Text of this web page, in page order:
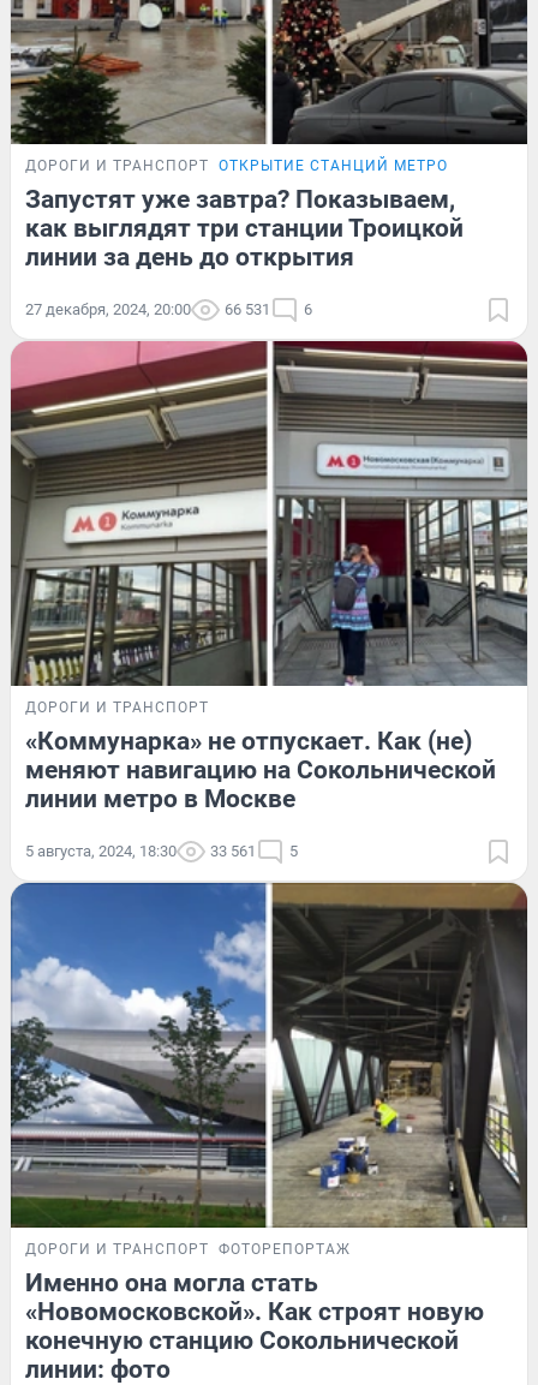
ДОРОГИ И ТРАНСПОРТ ОТКРЫТИЕ СТАНЦИЙ МЕТРО
Запустят уже завтра? Показываем,
как выглядят три станции Троицкой
линии за день до открытия
27 декабря, 2024, 20:00 66 531 6
ДОРОГИ И ТРАНСПОРТ
«Коммунарка» не отпускает. Как (не)
меняют навигацию на Сокольнической
линии метро в Москве
5 августа, 2024, 18:30 33 561 5
ДОРОГИ И ТРАНСПОРТ ФОТОРЕПОРТАЖ
Именно она могла стать
«Новомосковской». Как строят новую
конечную станцию Сокольнической
линии: фото